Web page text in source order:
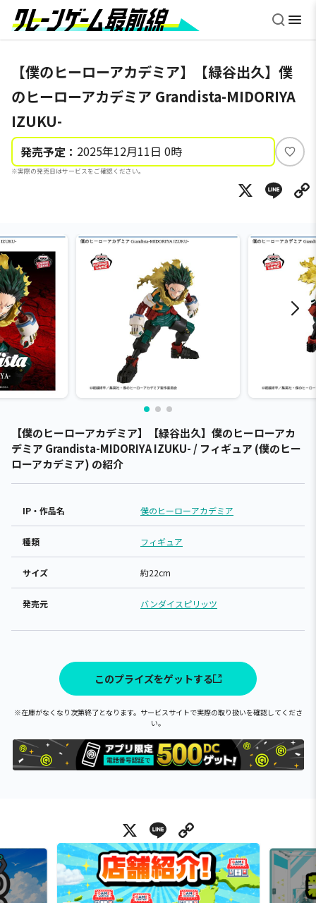
【僕のヒーローアカデミア】【緑谷出久】僕
のヒーローアカデミア Grandista-MIDORIYA
IZUKU-
発売予定： 2025年12月11日 0時
※実際の発売日はサービスをご確認ください。
い
ね
X
【僕のヒーローアカデミア】【緑谷出久】僕のヒーローアカ
デミア Grandista-MIDORIYA IZUKU- / フィギュア (僕のヒー
ローアカデミア) の紹介
IP・作品名 僕のヒーローアカデミア
種類 フィギュア
サイズ 約22cm
発売元 バンダイスピリッツ
このプライズをゲットする
※在庫がなくなり次第終了となります。サービスサイトで実際の取り扱いを確認してくださ
い。
X Line